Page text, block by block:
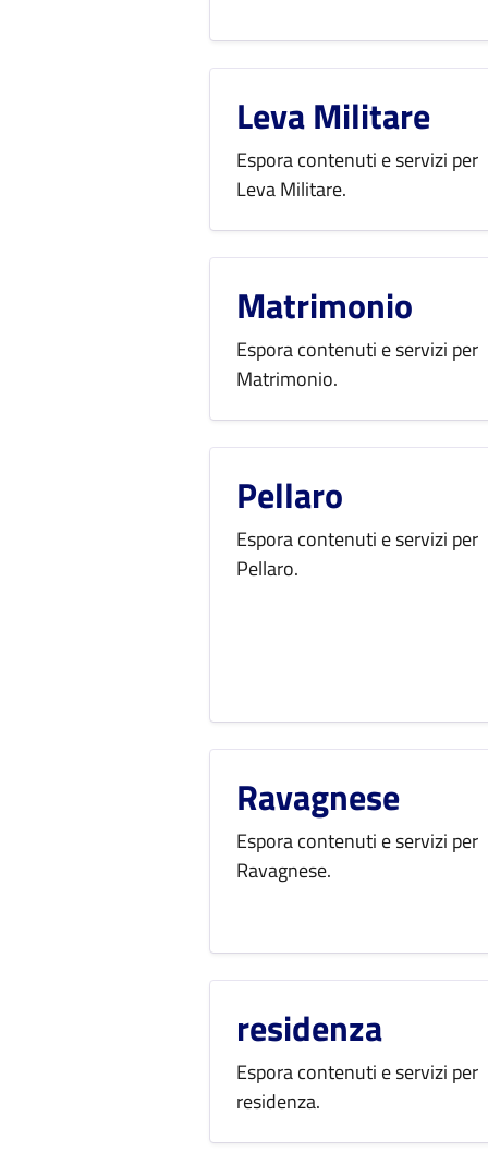
Leva Militare
Espora contenuti e servizi per
Leva Militare.
Matrimonio
Espora contenuti e servizi per
Matrimonio.
Pellaro
Espora contenuti e servizi per
Pellaro.
Ravagnese
Espora contenuti e servizi per
Ravagnese.
residenza
Espora contenuti e servizi per
residenza.